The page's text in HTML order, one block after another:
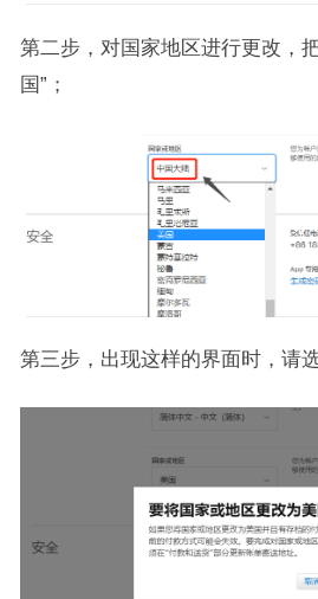
第二步，对国家地区进行更改，
国”；
第三步，出现这样的界面时，请选